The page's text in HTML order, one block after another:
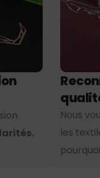
Nous
les
pourquoi